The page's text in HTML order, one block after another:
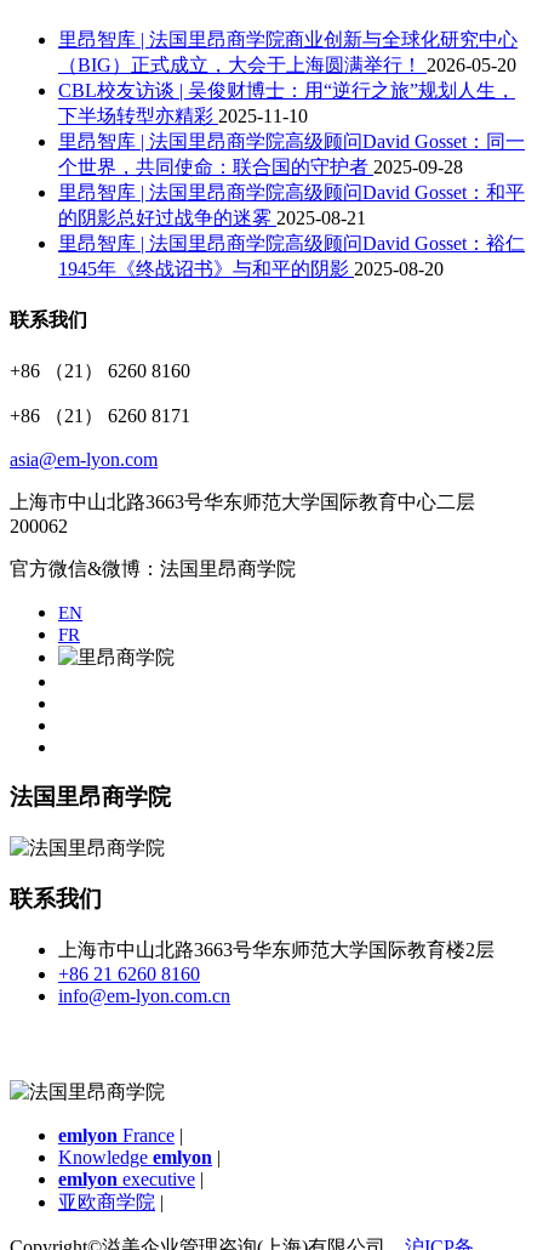
里昂智库 | 法国里昂商学院商业创新与全球化研究中心
（BIG）正式成立，大会于上海圆满举行！ 2026-05-20
CBL校友访谈 | 吴俊财博士：用“逆行之旅”规划人生，
下半场转型亦精彩 2025-11-10
里昂智库 | 法国里昂商学院高级顾问David Gosset：同一
个世界，共同使命：联合国的守护者 2025-09-28
里昂智库 | 法国里昂商学院高级顾问David Gosset：和平
的阴影总好过战争的迷雾 2025-08-21
里昂智库 | 法国里昂商学院高级顾问David Gosset：裕仁
1945年《终战诏书》与和平的阴影 2025-08-20
联系我们
+86 （21） 6260 8160
+86 （21） 6260 8171
asia@em-lyon.com
上海市中山北路3663号华东师范大学国际教育中心二层
200062
官方微信&微博：法国里昂商学院
EN
FR
法国里昂商学院
联系我们
上海市中山北路3663号华东师范大学国际教育楼2层
+86 21 6260 8160
info@em-lyon.com.cn
emlyon France |
Knowledge emlyon |
emlyon executive |
亚欧商学院 |